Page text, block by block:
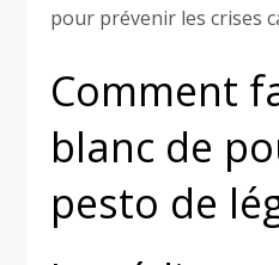
pour prévenir les crises
Comment
blanc de
pesto de